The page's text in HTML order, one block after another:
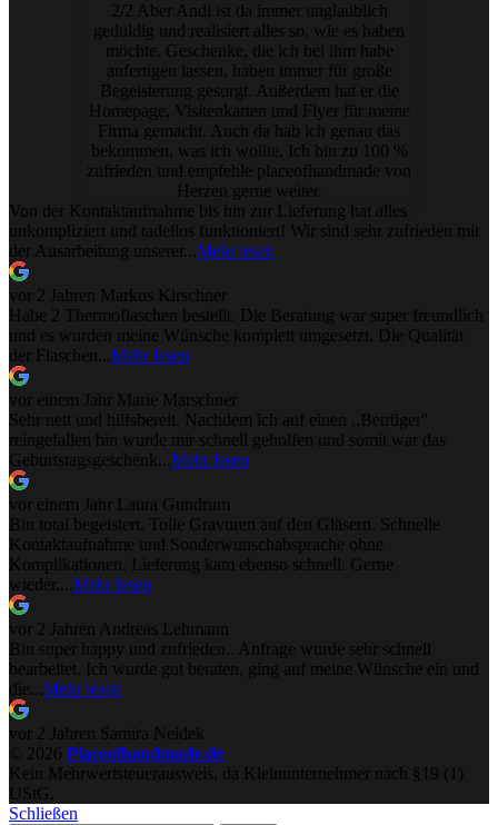
2/2 Aber Andi ist da immer unglaublich
geduldig und realisiert alles so, wie es haben
möchte. Geschenke, die ich bei ihm habe
anfertigen lassen, haben immer für große
Begeisterung gesorgt. Außerdem hat er die
Homepage, Visitenkarten und Flyer für meine
Firma gemacht. Auch da hab ich genau das
bekommen, was ich wollte. Ich bin zu 100 %
zufrieden und empfehle placeofhandmade von
Herzen gerne weiter.
Von der Kontaktaufnahme bis hin zur Lieferung hat alles
unkompliziert und tadellos funktioniert! Wir sind sehr zufrieden mit
der Ausarbeitung unserer... Mehr lesen
vor 2 Jahren Markus Kirschner
Habe 2 Thermoflaschen bestellt. Die Beratung war super freundlich
und es wurden meine Wünsche komplett umgesetzt. Die Qualität
der Flaschen... Mehr lesen
vor einem Jahr
Marie Marschner
Sehr nett und hilfsbereit. Nachdem ich auf einen ,,Betrüger''
reingefallen bin wurde mir schnell geholfen und somit war das
Geburtstagsgeschenk... Mehr lesen
vor einem Jahr
Laura Gundrum
Bin total begeistert. Tolle Gravuren auf den Gläsern. Schnelle
Kontaktaufnahme und Sonderwunschabsprache ohne
Komplikationen. Lieferung kam ebenso schnell. Gerne
wieder.... Mehr lesen
vor 2 Jahren Andreas Lehmann
Bin super happy und zufrieden.. Anfrage wurde sehr schnell
bearbeitet. Ich wurde gut beraten, ging auf meine Wünsche ein und
die... Mehr lesen
vor 2 Jahren Samira Neidek
© 2026 Placeofhandmade.de
Kein Mehrwertsteuerausweis, da Kleinunternehmer nach §19 (1)
UStG.
Schließen